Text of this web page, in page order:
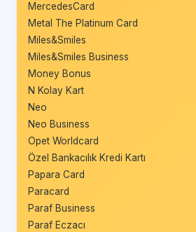
MercedesCard
Metal The Platinum Card
Miles&Smiles
Miles&Smiles Business
Money Bonus
N Kolay Kart
Neo
Neo Business
Opet Worldcard
Özel Bankacılık Kredi Kartı
Papara Card
Paracard
Paraf Business
Paraf Eczacı